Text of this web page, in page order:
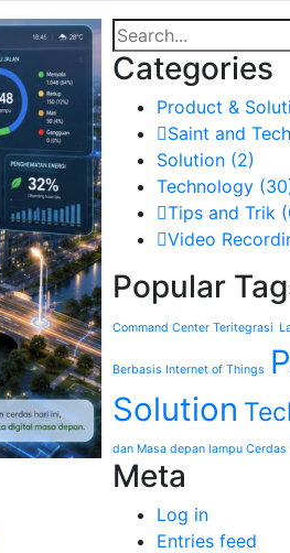
Categories
Product &
Saint and
Solution (2)
Technology
Tips and Trik
Video
Popular
Command Center Teritegrasi
Berbasis Internet of Things
Solution
dan Masa depan lampu Cerdas
Meta
Log in
Entries feed